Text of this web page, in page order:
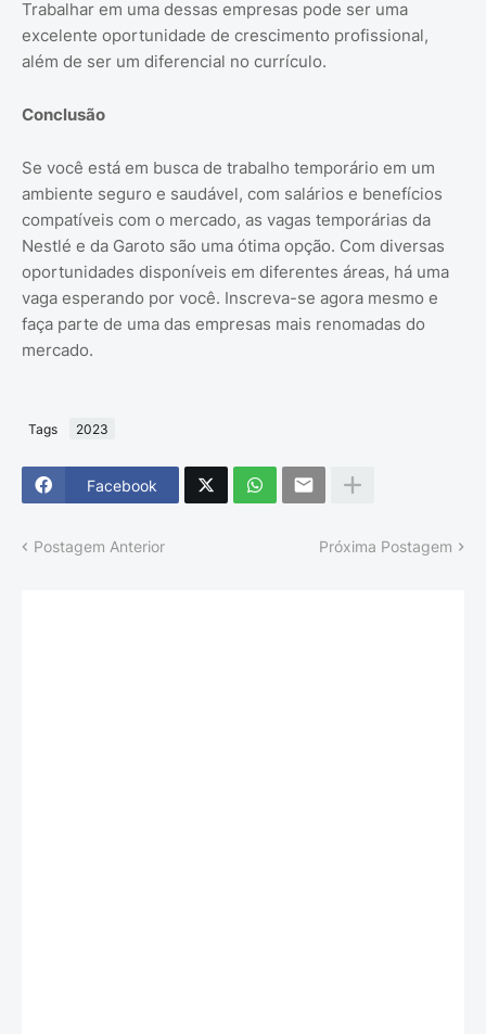
Trabalhar em uma dessas empresas pode ser uma
excelente oportunidade de crescimento profissional,
além de ser um diferencial no currículo.
Conclusão
Se você está em busca de trabalho temporário em um
ambiente seguro e saudável, com salários e benefícios
compatíveis com o mercado, as vagas temporárias da
Nestlé e da Garoto são uma ótima opção. Com diversas
oportunidades disponíveis em diferentes áreas, há uma
vaga esperando por você. Inscreva-se agora mesmo e
faça parte de uma das empresas mais renomadas do
mercado.
Tags 2023
Facebook
Postagem Anterior Próxima Postagem